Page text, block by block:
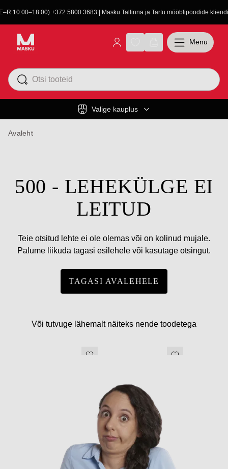
10:00–18:00) +372 5800 3683 | Masku Tallinna ja Tartu mööblipoodide
Valige kauplus
Menu
Avaleht
500 - LEHEKÜLGE EI
LEITUD
Teie otsitud lehte ei ole olemas või on kolinud mujale.
Palume liikuda tagasi esilehele või kasutage otsingut.
TAGASI AVALEHELE
Või tutvuge lähemalt näiteks nende toodetega